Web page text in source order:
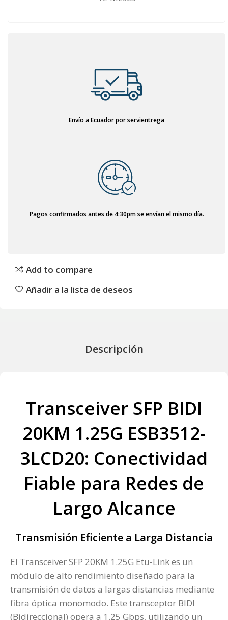
Envío a Ecuador por servientrega
Pagos confirmados antes de 4:30pm se envían el mismo día.
Add to compare
Añadir a la lista de deseos
Descripción
Transceiver SFP BIDI
20KM 1.25G ESB3512-
3LCD20: Conectividad
Fiable para Redes de
Largo Alcance
Transmisión Eficiente a Larga Distancia
El Transceiver SFP 20KM 1.25G Etu-Link es un
módulo de alto rendimiento diseñado para la
transmisión de datos a largas distancias mediante
fibra óptica monomodo. Este transceptor BIDI
(Bidireccional) opera a 1.25 Gbps, utilizando un